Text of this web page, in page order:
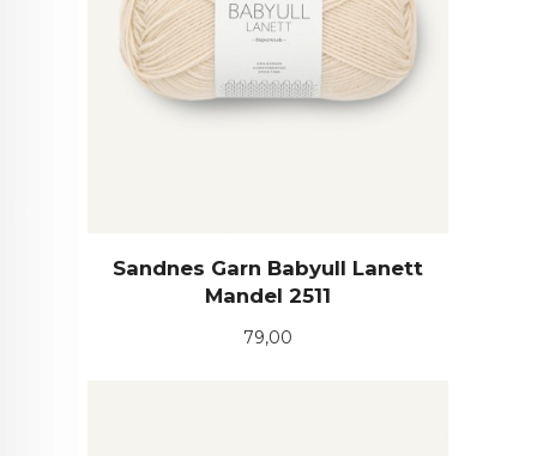
Sandnes Garn Babyull Lanett
Mandel 2511
Pris
79,00